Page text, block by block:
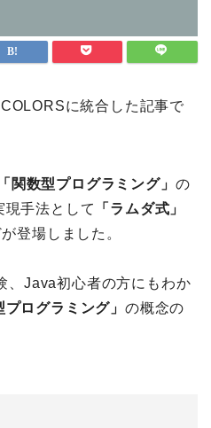
に統合した記事で
「関数型プログラミング」 の
現手法として
「ラムダ式」
登場しました。
、Java初心者の方にもわか
プログラミング」の概念の